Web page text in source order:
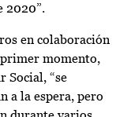
2020”.
en colaboración
momento,
Social, “se
a la espera, pero